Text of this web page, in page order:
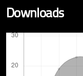
Downloads